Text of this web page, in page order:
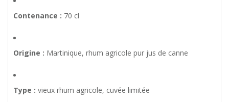
Contenance : 70 cl
Origine : Martinique, rhum agricole pur jus de canne
Type : vieux rhum agricole, cuvée limitée